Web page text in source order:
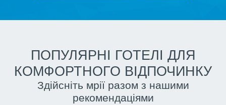
ПОПУЛЯРНІ ГОТЕЛІ ДЛЯ
КОМФОРТНОГО ВІДПОЧИНКУ
Здійсніть мрії разом з нашими
рекомендаціями